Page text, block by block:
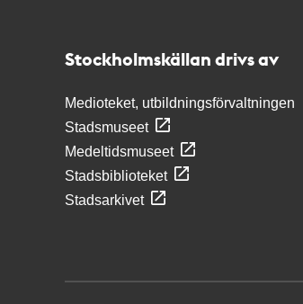
Stockholmskällan drivs av
Medioteket, utbildningsförvaltningen
Stadsmuseet
Medeltidsmuseet
Stadsbiblioteket
Stadsarkivet